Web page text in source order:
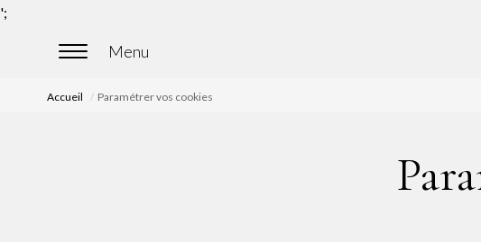
';
Accueil Paramétrer vos cookies